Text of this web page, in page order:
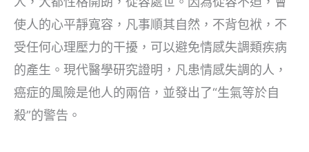
使人的心平靜寬容，凡事順其自然，不背包袱，不
受任何心理壓力的干擾，可以避免情感失調類疾病
的產生。現代醫學研究證明，凡患情感失調的人，
癌症的風險是他人的兩倍，並發出了“生氣等於自
殺”的警告。